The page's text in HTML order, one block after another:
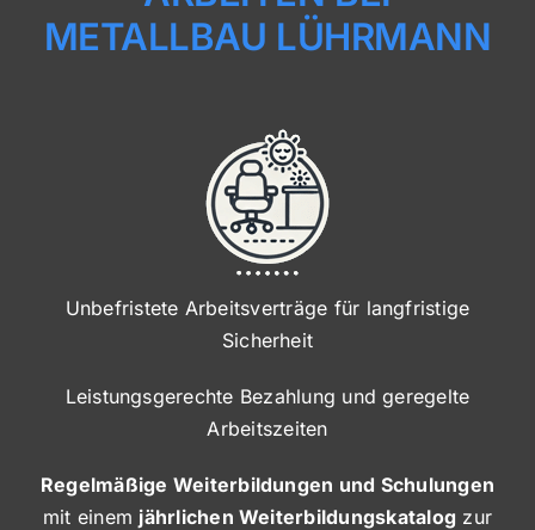
METALLBAU LÜHRMANN
Unbefristete Arbeitsverträge für langfristige
Sicherheit
Leistungsgerechte Bezahlung und geregelte
Arbeitszeiten
Regelmäßige Weiterbildungen und Schulungen
mit einem jährlichen Weiterbildungskatalog zur